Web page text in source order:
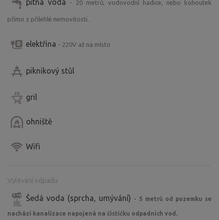
pitná voda - 20 metrů, vodovodní hadice, nebo kohoutek
přímo z přilehlé nemovitosti.
elektřina - 220V až na místo
piknikový stůl
gril
ohniště
Wifi
Vylévání odpadu
Šedá voda (sprcha, umývání) - 5 metrů od pozemku se
nachází kanalizace napojená na čističku odpadních vod.